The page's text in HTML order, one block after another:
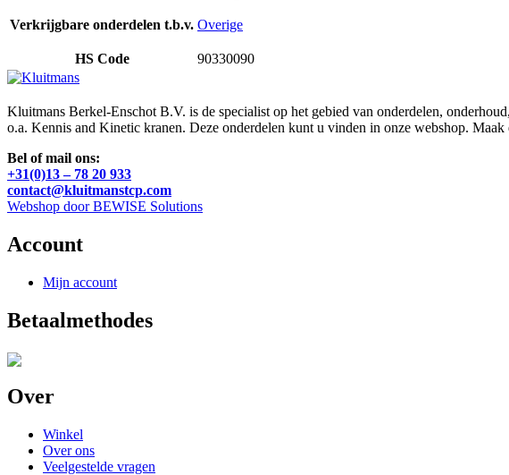
Verkrijgbare onderdelen t.b.v. Overige
HS Code 90330090
Kluitmans Berkel-Enschot B.V. is de specialist op het gebied van onderdelen,
o.a. Kennis and Kinetic kranen. Deze onderdelen kunt u vinden in onze webshop.
Bel of mail ons:
+31(0)13 – 78 20 933
contact@kluitmanstcp.com
Webshop door BEWISE Solutions
Account
Mijn account
Betaalmethodes
Over
Winkel
Over ons
Veelgestelde vragen